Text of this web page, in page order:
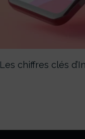
Les chiffres clés